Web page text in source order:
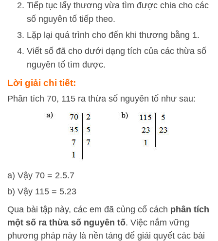
Tiếp tục lấy thương vừa tìm được chia cho các
số nguyên tố tiếp theo.
Lặp lại quá trình cho đến khi thương bằng 1.
Viết số đã cho dưới dạng tích của các thừa số
nguyên tố tìm được.
Lời giải chi tiết:
Phân tích 70, 115 ra thừa số nguyên tố như sau:
a) Vậy 70 = 2.5.7
b) Vậy 115 = 5.23
Qua bài tập này, các em đã củng cố cách phân tích
một số ra thừa số nguyên tố. Việc nắm vững
phương pháp này là nền tảng để giải quyết các bài